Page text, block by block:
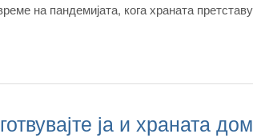
на пандемијата, кога храната
ја и храната